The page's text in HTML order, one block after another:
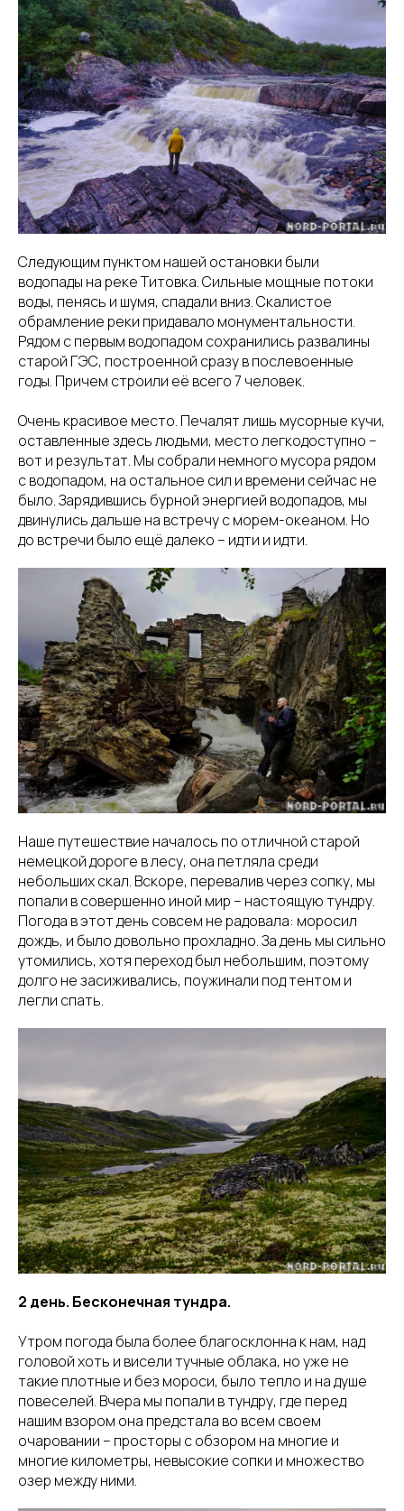
Следующим пунктом нашей остановки были
водопады на реке Титовка. Сильные мощные потоки
воды, пенясь и шумя, спадали вниз. Скалистое
обрамление реки придавало монументальности.
Рядом с первым водопадом сохранились развалины
старой ГЭС, построенной сразу в послевоенные
годы. Причем строили её всего 7 человек.
Очень красивое место. Печалят лишь мусорные кучи,
оставленные здесь людьми, место легкодоступно –
вот и результат. Мы собрали немного мусора рядом
с водопадом, на остальное сил и времени сейчас не
было. Зарядившись бурной энергией водопадов, мы
двинулись дальше на встречу с морем-океаном. Но
до встречи было ещё далеко – идти и идти.
Наше путешествие началось по отличной старой
немецкой дороге в лесу, она петляла среди
небольших скал. Вскоре, перевалив через сопку, мы
попали в совершенно иной мир – настоящую тундру.
Погода в этот день совсем не радовала: моросил
дождь, и было довольно прохладно. За день мы сильно
утомились, хотя переход был небольшим, поэтому
долго не засиживались, поужинали под тентом и
легли спать.
2 день. Бесконечная тундра.
Утром погода была более благосклонна к нам, над
головой хоть и висели тучные облака, но уже не
такие плотные и без мороси, было тепло и на душе
повеселей. Вчера мы попали в тундру, где перед
нашим взором она предстала во всем своем
очаровании – просторы с обзором на многие и
многие километры, невысокие сопки и множество
озер между ними.